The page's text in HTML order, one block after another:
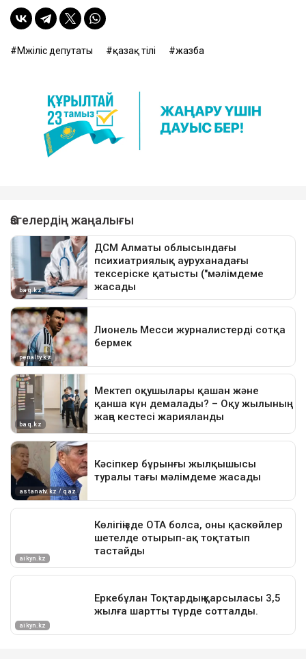
Мәжіліс депутаты қазақ тілі жазба